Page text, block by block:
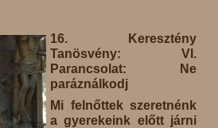
16. Keresztény
Tanösvény: VI.
Parancsolat: Ne
paráználkodj
Mi felnőttek szeretnénk
a gyerekeink előtt járni